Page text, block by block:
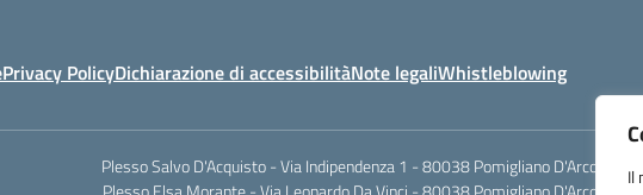
Il
Privacy PolicyDichiarazione di accessibilitàNote legaliWhistleblowing
Plesso Salvo D'Acquisto - Via Indipendenza 1 - 80038 Pomigliano D'Arco (NA)